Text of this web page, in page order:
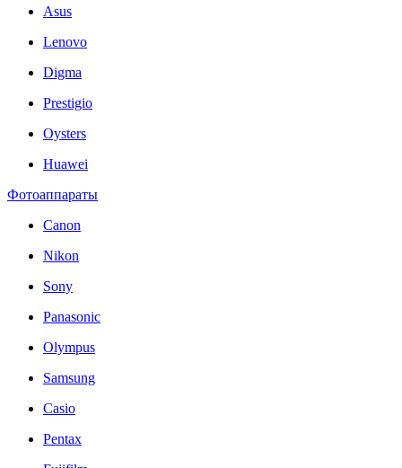
Asus
Lenovo
Digma
Prestigio
Oysters
Huawei
Фотоаппараты
Canon
Nikon
Sony
Panasonic
Olympus
Samsung
Casio
Pentax